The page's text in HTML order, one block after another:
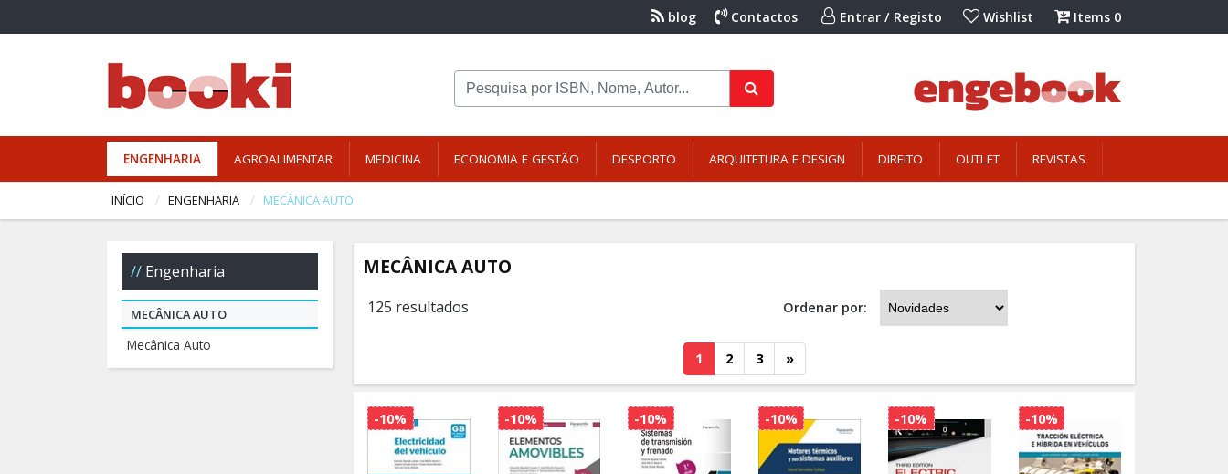
blog Contactos Entrar / Registo Wishlist Items 0
ENGENHARIA AGROALIMENTAR MEDICINA ECONOMIA E GESTÃO DESPORTO ARQUITETURA E DESIGN DIREITO OUTLET REVISTAS
INÍCIO ENGENHARIA MECÂNICA AUTO
MECÂNICA AUTO
125 resultados Ordenar por:
1 2 3 »
-10% -10% -10% -10% -10% -10%
Engenharia
MECÂNICA AUTO
Mecânica Auto